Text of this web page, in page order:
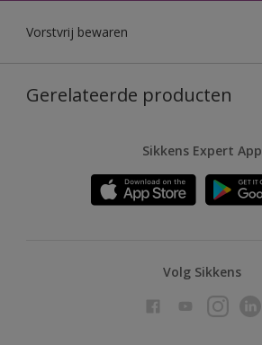
Vorstvrij bewaren
Gerelateerde producten
Sikkens Expert App
Volg Sikkens